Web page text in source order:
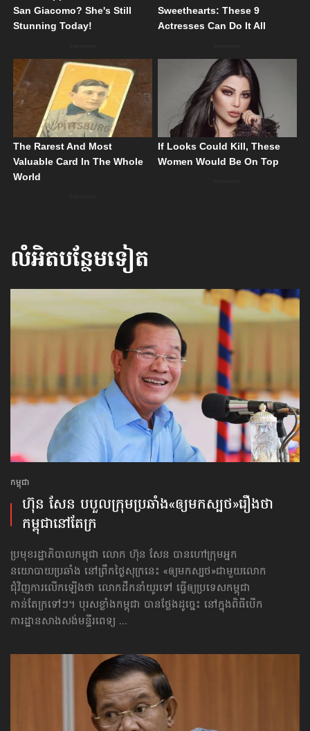
លំអិតបន្ថែមទៀត
កម្ពុជា
ហ៊ុន សែន បបួល​ក្រុមប្រឆាំង​«ឲ្យមកស្បថ»រឿងថា
កម្ពុជានៅតែក្រ
ប្រមុខរដ្ឋាភិបាលកម្ពុជា លោក ហ៊ុន សែន បានហៅក្រុមអ្នក
នយោបាយប្រឆាំង នៅព្រឹកថ្ងៃសុក្រនេះ «ឲ្យមកស្បថ»ជាមួយលោក
ជុំវិញការលើកឡើងថា លោកដឹកនាំយូរទៅ ធ្វើឲ្យប្រទេសកម្ពុជា​
កាន់តែក្រទៅៗ។ បុរសខ្លាំងកម្ពុជា បានថ្លែងដូច្នេះ នៅក្នុងពិធីបើក
ការដ្ឋានសាងសង់មន្ទីរពេទ្យ ...